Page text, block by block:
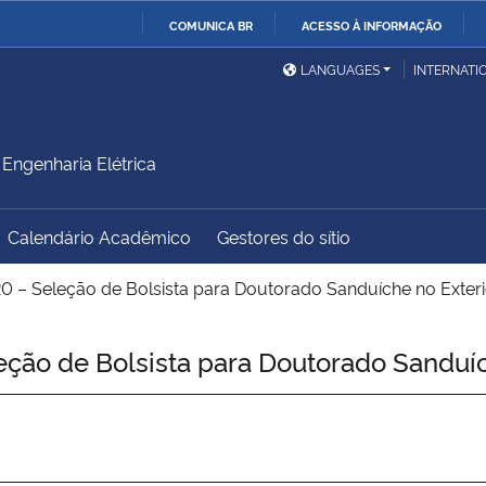
COMUNICA BR ACESSO À INFORMAÇÃO
Ministério da Defesa
Ministério das Relações
Exteriores
Ministério do
Desenvolvimento Regional
Controladoria-Geral da
União
Advocacia-Geral da União Banco Central do Brasil
LANGUAGES
Elétrica
Calendário Acadêmico Gestores do sítio
– Seleção de Bolsista para Doutorado Sanduíche no
de Bolsista para Doutorado